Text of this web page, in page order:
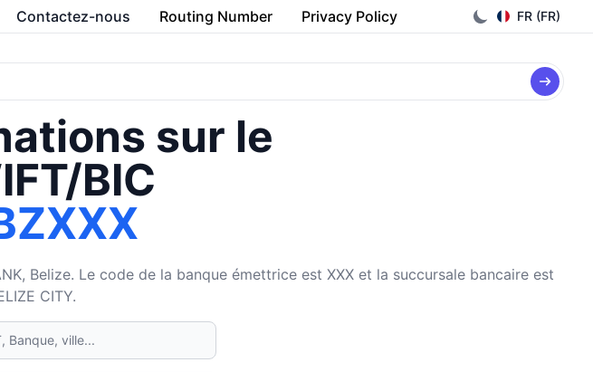
FR (FR)
Contactez-nous Routing Number Privacy Policy
sur le
BIC
Belize. Le code de la banque émettrice est XXX et la succursale bancaire est
CITY.